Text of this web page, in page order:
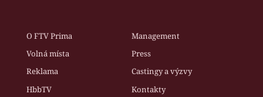
O FTV Prima
Management
Volná místa
Press
Reklama
Castingy a výzvy
HbbTV
Kontakty